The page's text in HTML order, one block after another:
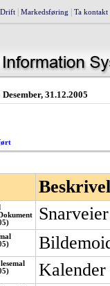
Drift Markedsføring Ta kontakt
31.12.2005
Kalender